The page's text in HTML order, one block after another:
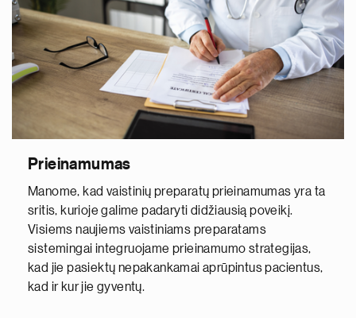
Prieinamumas
Manome, kad vaistinių preparatų prieinamumas yra ta
sritis, kurioje galime padaryti didžiausią poveikį.
Visiems naujiems vaistiniams preparatams
sistemingai integruojame prieinamumo strategijas,
kad jie pasiektų nepakankamai aprūpintus pacientus,
kad ir kur jie gyventų.